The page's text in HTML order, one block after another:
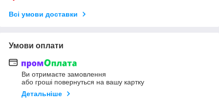
Всі умови доставки
Умови оплати
Ви отримаєте замовлення
або гроші повернуться на вашу картку
Детальніше